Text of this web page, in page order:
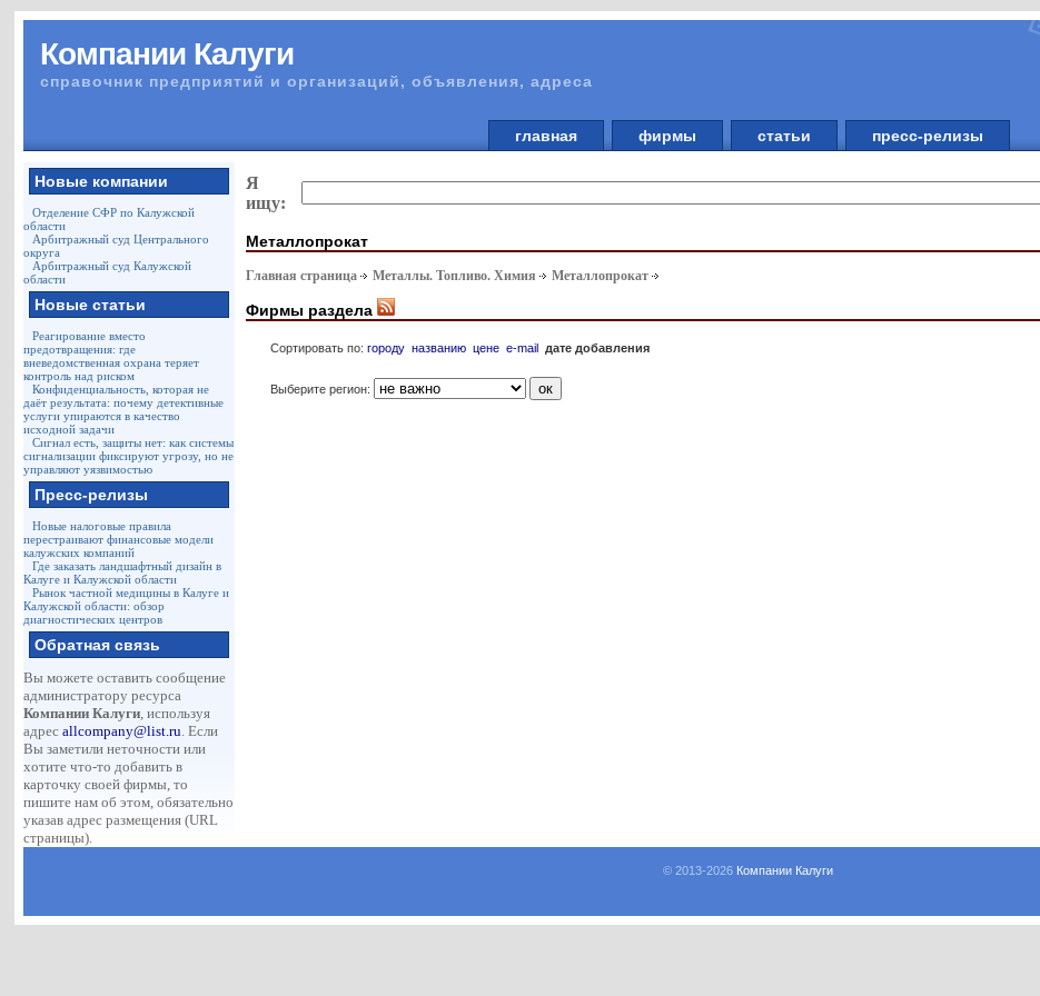
Компании Калуги
справочник предприятий и организаций, объявления, адреса
главная фирмы статьи пресс-релизы
Новые компании
Отделение СФР по Калужской
области
Арбитражный суд Центрального
округа
Арбитражный суд Калужской
области
Новые статьи
Реагирование вместо
предотвращения: где
вневедомственная охрана теряет
контроль над риском
Конфиденциальность, которая не
даёт результата: почему детективные
услуги упираются в качество
исходной задачи
Сигнал есть, защиты нет: как системы
сигнализации фиксируют угрозу, но не
управляют уязвимостью
Пресс-релизы
Новые налоговые правила
перестраивают финансовые модели
калужских компаний
Где заказать ландшафтный дизайн в
Калуге и Калужской области
Рынок частной медицины в Калуге и
Калужской области: обзор
диагностических центров
Обратная связь
Вы можете оставить сообщение
администратору ресурса
Компании Калуги, используя
адресallcompany@list.ru. Если
Вы заметили неточности или
хотите что-то добавить в
карточку своей фирмы, то
пишите нам об этом, обязательно
указав адрес размещения (URL
страницы).
Я
ищу:
Металлопрокат
Главная страница Металлы. Топливо. Химия Металлопрокат
Фирмы раздела
Сортировать по:городу названию цене e-mail дате добавления
Выберите регион:
© 2013-2026 Компании Калуги